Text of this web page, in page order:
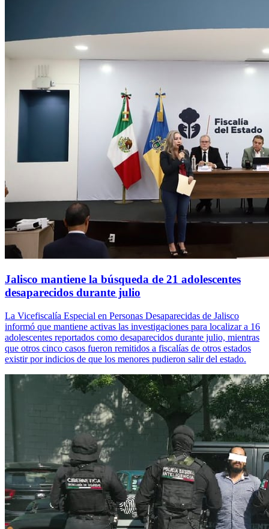
Jalisco mantiene la búsqueda de 21 adolescentes
desaparecidos durante julio
La Vicefiscalía Especial en Personas Desaparecidas de Jalisco
informó que mantiene activas las investigaciones para localizar a 16
adolescentes reportados como desaparecidos durante julio, mientras
que otros cinco casos fueron remitidos a fiscalías de otros estados
existir por indicios de que los menores pudieron salir del estado.